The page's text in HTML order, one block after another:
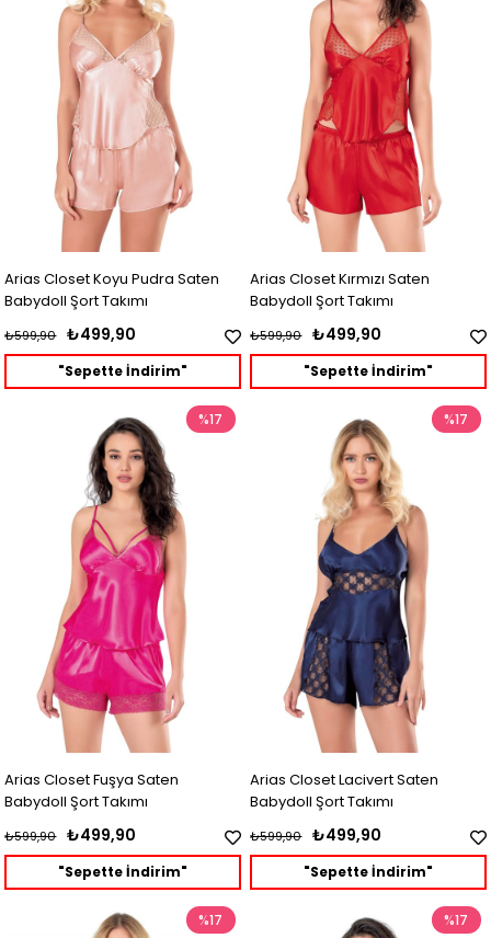
Arias Closet Koyu Pudra Saten
Babydoll Şort Takımı
₺499,90
₺599,90
"Sepette İndirim"
Arias Closet Kırmızı Saten
Babydoll Şort Takımı
₺499,90
₺599,90
"Sepette İndirim"
Arias Closet Fuşya Saten
Babydoll Şort Takımı
₺499,90
₺599,90
%17
"Sepette İndirim"
Arias Closet Lacivert Saten
Babydoll Şort Takımı
₺499,90
₺599,90
%17
"Sepette İndirim"
%17 %17